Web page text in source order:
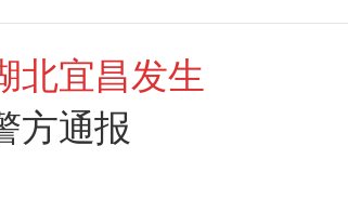
北宜昌发生
方通报